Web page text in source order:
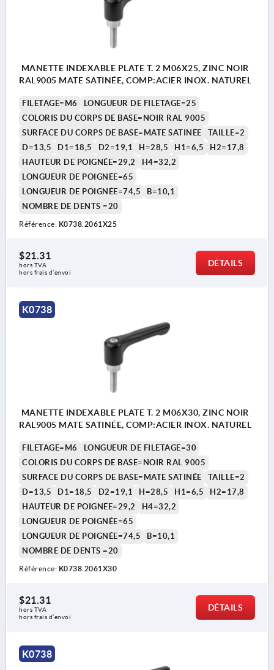
MANETTE INDEXABLE PLATE T. 2 M06X25, ZINC NOIR
RAL9005 MATE SATINÉE, COMP:ACIER INOX. NATUREL
FILETAGE=M6
LONGUEUR DE FILETAGE=25
COLORIS DU CORPS DE BASE=NOIR RAL 9005
SURFACE DU CORPS DE BASE=MATE SATINÉE
TAILLE=2
D=13,5
D1=18,5 D2=19,1 H=28,5 H1=6,5
H2=17,8
HAUTEUR DE POIGNÉE=29,2
H4=32,2
LONGUEUR DE POIGNÉE=65
LONGUEUR DE POIGNÉE=74,5
B=10,1
NOMBRE DE DENTS =20
Référence: K0738.2061X25
$21.31
hors TVA
hors frais d’envoi
DÉTAILS
K0738
MANETTE INDEXABLE PLATE T. 2 M06X30, ZINC NOIR
RAL9005 MATE SATINÉE, COMP:ACIER INOX. NATUREL
FILETAGE=M6
LONGUEUR DE FILETAGE=30
COLORIS DU CORPS DE BASE=NOIR RAL 9005
SURFACE DU CORPS DE BASE=MATE SATINÉE
TAILLE=2
D=13,5
D1=18,5 D2=19,1 H=28,5 H1=6,5
H2=17,8
HAUTEUR DE POIGNÉE=29,2
H4=32,2
LONGUEUR DE POIGNÉE=65
LONGUEUR DE POIGNÉE=74,5
B=10,1
NOMBRE DE DENTS =20
Référence: K0738.2061X30
$21.31
hors TVA
hors frais d’envoi
DÉTAILS
K0738